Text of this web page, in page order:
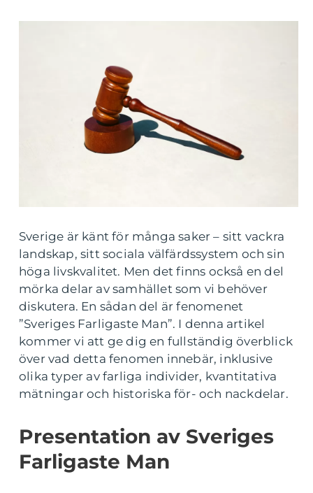
Sverige är känt för många saker – sitt vackra
landskap, sitt sociala välfärdssystem och sin
höga livskvalitet. Men det finns också en del
mörka delar av samhället som vi behöver
diskutera. En sådan del är fenomenet
”Sveriges Farligaste Man”. I denna artikel
kommer vi att ge dig en fullständig överblick
över vad detta fenomen innebär, inklusive
olika typer av farliga individer, kvantitativa
mätningar och historiska för- och nackdelar.
Presentation av Sveriges
Farligaste Man